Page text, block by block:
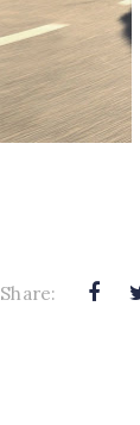
Share: